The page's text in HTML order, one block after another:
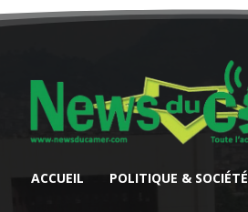
ACCUEIL POLITIQUE & SOCIÉTÉ